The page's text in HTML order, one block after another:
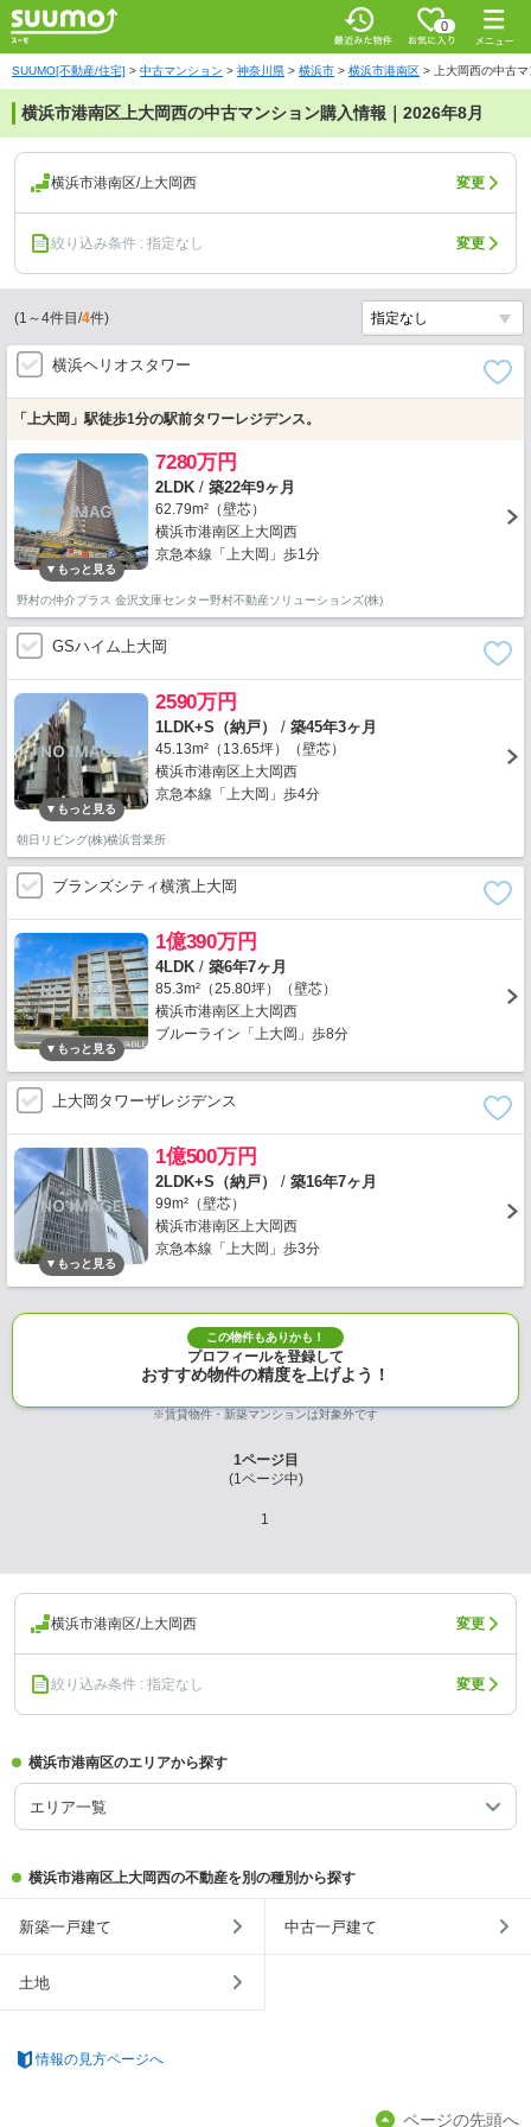
0
SUUMO[不動産/住宅] > 中古マンション > 神奈川県 > 横浜市 > 横浜市港南区 > 上大岡西の中古
横浜市港南区上大岡西の中古マンション購入情報｜2026年8月
横浜市港南区/上大岡西 変更
絞り込み条件 : 指定なし 変更
(1 ～4件目/4件)
横浜ヘリオスタワー
「上大岡」駅徒歩1分の駅前タワーレジデンス。
7280万円
2LDK / 築22年9ヶ月
62.79m²（壁芯）
横浜市港南区上大岡西
京急本線「上大岡」歩1分
野村の仲介プラス 金沢文庫センター野村不動産ソリューションズ(株)
GSハイム上大岡
2590万円
1LDK+S（納戸） / 築45年3ヶ月
45.13m²（13.65坪）（壁芯）
横浜市港南区上大岡西
京急本線「上大岡」歩4分
朝日リビング(株)横浜営業所
ブランズシティ横濱上大岡
1億390万円
4LDK / 築6年7ヶ月
85.3m²（25.80坪）（壁芯）
横浜市港南区上大岡西
ブルーライン「上大岡」歩8分
上大岡タワーザレジデンス
1億500万円
2LDK+S（納戸） / 築16年7ヶ月
99m²（壁芯）
横浜市港南区上大岡西
京急本線「上大岡」歩3分
この物件もありかも！
プロフィールを登録して
おすすめ物件の精度を上げよう！
※賃貸物件・新築マンションは対象外です
1ページ目
(1ページ中)
1
横浜市港南区/上大岡西 変更
絞り込み条件 : 指定なし 変更
横浜市港南区のエリアから探す
エリア一覧
横浜市港南区上大岡西の不動産を別の種別から探す
新築一戸建て 中古一戸建て
土地
情報の見方ページへ
ページの先頭へ